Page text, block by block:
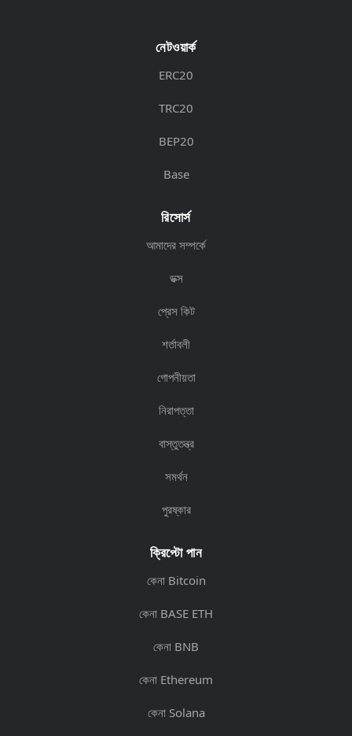
নেটওয়ার্ক
ERC20
TRC20
BEP20
Base
রিসোর্স
আমাদের সম্পর্কে
ডক্স
প্রেস কিট
শর্তাবলী
গোপনীয়তা
নিরাপত্তা
বাস্তুতন্ত্র
সমর্থন
পুরষ্কার
ক্রিপ্টো পান
কেনা Bitcoin
কেনা BASE ETH
কেনা BNB
কেনা Ethereum
কেনা Solana